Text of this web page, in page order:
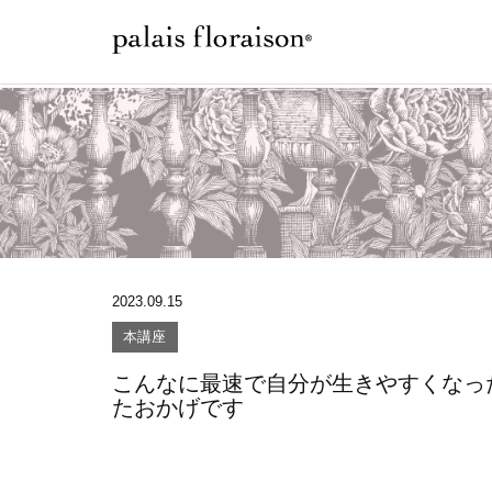
2023.09.15
本講座
こんなに最速で自分が生きやすくな
たおかげです